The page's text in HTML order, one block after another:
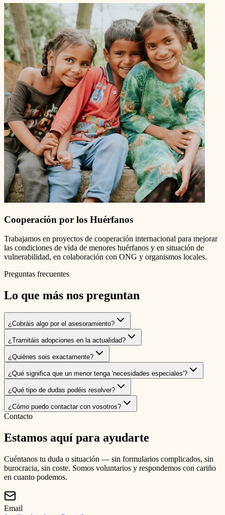
Cooperación por los Huérfanos
Trabajamos en proyectos de cooperación internacional para mejorar
las condiciones de vida de menores huérfanos y en situación de
vulnerabilidad, en colaboración con ONG y organismos locales.
Preguntas frecuentes
Lo que más nos preguntan
¿Cobráis algo por el asesoramiento?
¿Tramitáis adopciones en la actualidad?
¿Quiénes sois exactamente?
¿Qué significa que un menor tenga 'necesidades especiales'?
¿Qué tipo de dudas podéis resolver?
¿Cómo puedo contactar con vosotros?
Contacto
Estamos aquí para ayudarte
Cuéntanos tu duda o situación — sin formularios complicados, sin
burocracia, sin coste. Somos voluntarios y respondemos con cariño
en cuanto podemos.
Email